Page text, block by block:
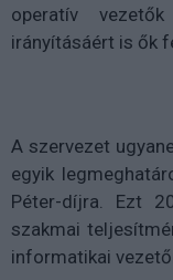
operatív
irányításáért is ők
A szervezet
egyik
Péter-díjra. Ezt
szakmai
informatikai